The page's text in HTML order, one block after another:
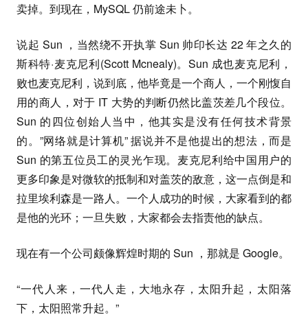
卖掉。到现在，MySQL 仍前途未卜。
说起 Sun ，当然绕不开执掌 Sun 帅印长达 22 年之久的
斯科特·麦克尼利(Scott Mcnealy)。Sun 成也麦克尼利，
败也麦克尼利，说到底，他毕竟是一个商人，一个刚愎自
用的商人，对于 IT 大势的判断仍然比盖茨差几个段位。
Sun 的四位创始人当中，他其实是没有任何技术背景
的。”网络就是计算机” 据说并不是他提出的想法，而是
Sun 的第五位员工的灵光乍现。麦克尼利给中国用户的
更多印象是对微软的抵制和对盖茨的敌意，这一点倒是和
拉里埃利森是一路人。一个人成功的时候，大家看到的都
是他的光环；一旦失败，大家都会去指责他的缺点。
现在有一个公司颇像辉煌时期的 Sun ，那就是 Google。
“一代人来，一代人走，大地永存，太阳升起，太阳落
下，太阳照常升起。”